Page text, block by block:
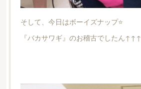
そして、今日はボーイズナップ⭐
『バカサワギ』のお稽古でしたん↑↑↑